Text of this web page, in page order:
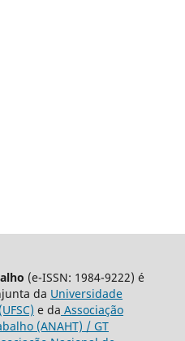
(e-ISSN: 1984-9222) é
da Universidade
e da Associação
(ANAHT) / GT